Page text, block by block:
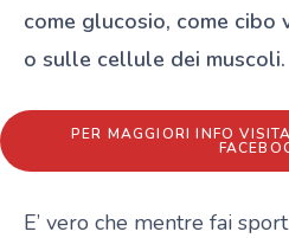
come glucosio, come
o sulle cellule dei muscoli.
PER MAGGIORI INFO
E’ vero che mentre fai